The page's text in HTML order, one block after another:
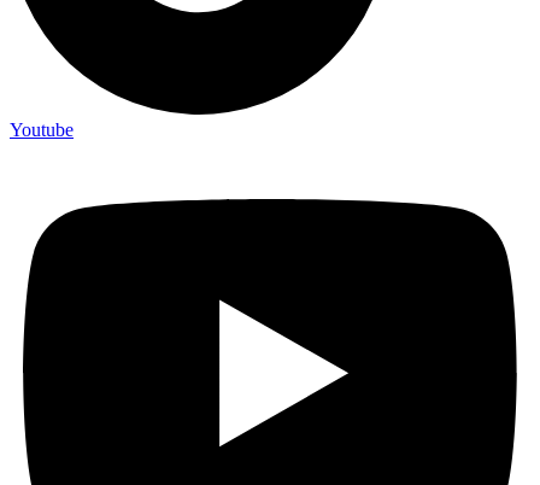
Youtube